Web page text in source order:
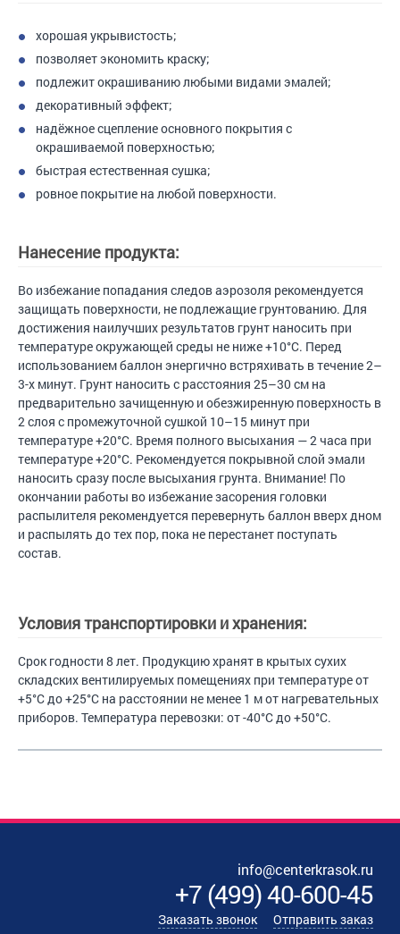
хорошая укрывистость;
позволяет экономить краску;
подлежит окрашиванию любыми видами эмалей;
декоративный эффект;
надёжное сцепление основного покрытия с
окрашиваемой поверхностью;
быстрая естественная сушка;
ровное покрытие на любой поверхности.
Нанесение продукта:
Во избежание попадания следов аэрозоля рекомендуется
защищать поверхности, не подлежащие грунтованию. Для
достижения наилучших результатов грунт наносить при
температуре окружающей среды не ниже +10°С. Перед
использованием баллон энергично встряхивать в течение 2–
3-х минут. Грунт наносить с расстояния 25–30 см на
предварительно зачищенную и обезжиренную поверхность в
2 слоя с промежуточной сушкой 10–15 минут при
температуре +20°С. Время полного высыхания — 2 часа при
температуре +20°С. Рекомендуется покрывной слой эмали
наносить сразу после высыхания грунта. Внимание! По
окончании работы во избежание засорения головки
распылителя рекомендуется перевернуть баллон вверх дном
и распылять до тех пор, пока не перестанет поступать
состав.
Условия транспортировки и хранения:
Срок годности 8 лет. Продукцию хранят в крытых сухих
складских вентилируемых помещениях при температуре от
+5°С до +25°С на расстоянии не менее 1 м от нагревательных
приборов. Температура перевозки: от -40°С до +50°С.
info@centerkrasok.ru
+7(499)40-600-45
Заказать звонок Отправить заказ